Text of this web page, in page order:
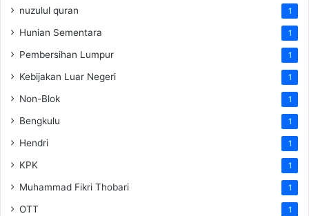
nuzulul quran 1
Hunian Sementara 1
Pembersihan Lumpur 1
Kebijakan Luar Negeri 1
Non-Blok 1
Bengkulu 1
Hendri 1
KPK 1
Muhammad Fikri Thobari 1
OTT 1